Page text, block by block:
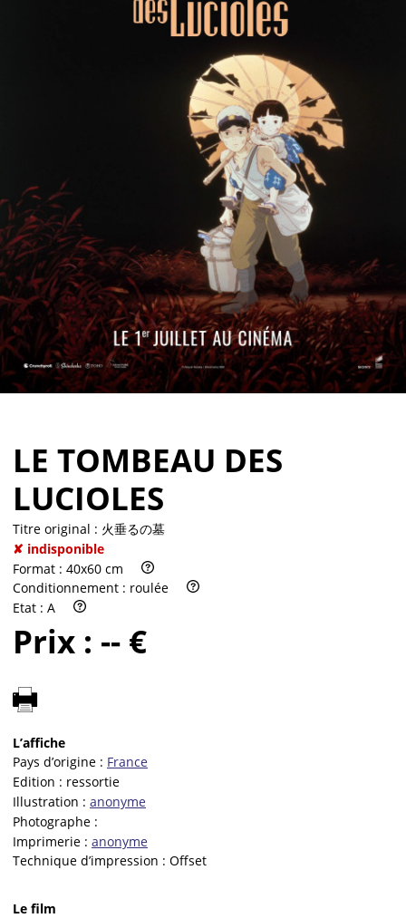
LE TOMBEAU DES
LUCIOLES
Titre original : 火垂るの墓
✘ indisponible
Format : 40x60 cm
Conditionnement : roulée
Etat : A
Prix : -- €
L’affiche
Pays d’origine : France
Edition : ressortie
Illustration : anonyme
Photographe :
Imprimerie : anonyme
Technique d’impression : Offset
Le film